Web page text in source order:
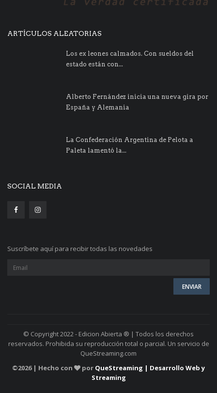
ARTÍCULOS ALEATORIAS
Los ex leones calmados. Con sueldos del
estado están con...
Alberto Fernández inicia una nueva gira por
España y Alemania
La Confederación Argentina de Pelota a
Paleta lamentó la...
SOCIAL MEDIA
Suscríbete aquí para recibir todas las novedades
© Copyright 2022 - Edicion Abierta ® | Todos los derechos
reservados. Prohibida su reproducción total o parcial. Un servicio de
QueStreaming.com
©2026 | Hecho con por QueStreaming | Desarrollo Web y
Streaming